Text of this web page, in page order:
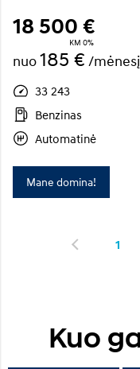
18 500 €
KM 0%
nuo185 € /mėnesį
33 243
Benzinas
Automatinė
Mane domina!
1
Kuo